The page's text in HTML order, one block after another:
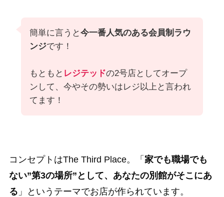
簡単に言うと今一番人気のある会員制ラウ
ンジです！
もともと レジテッドの2号店としてオープ
ンして、今やその勢いはレジ以上と言われ
てます！
コンセプトはThe Third Place。「 家でも職場でも
ない”第3の場所”として、あなたの別館がそこにあ
る 」というテーマでお店が作られています。